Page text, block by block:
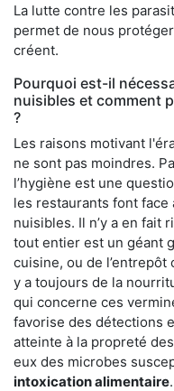
La lutte contre les
permet de nous
créent.
Pourquoi est-il
nuisibles et comment
?
Les raisons motivant
ne sont pas moindres.
l’hygiène est une
les restaurants font
nuisibles. Il n’y a en fait
tout entier est un géant
cuisine, ou de
y a toujours de la
qui concerne ces
favorise des détections
atteinte à la propreté
eux des microbes
intoxication alimentaire